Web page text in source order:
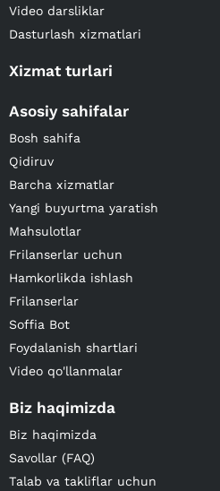
Video darsliklar
Dasturlash xizmatlari
Xizmat turlari
Asosiy sahifalar
Bosh sahifa
Qidiruv
Barcha xizmatlar
Yangi buyurtma yaratish
Mahsulotlar
Frilanserlar uchun
Hamkorlikda ishlash
Frilanserlar
Soffia Bot
Foydalanish shartlari
Video qo'llanmalar
Biz haqimizda
Biz haqimizda
Savollar (FAQ)
Talab va takliflar uchun